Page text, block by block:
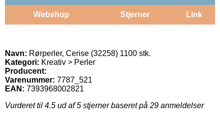
Webshop Stjerner Link
Navn: Rørperler, Cerise (32258) 1100 stk.
Kategori: Kreativ > Perler
Producent:
Varenummer: 7787_521
EAN: 7393968002821
Vurderet til 4.5 ud af 5 stjerner baseret på 29 anmeldelser